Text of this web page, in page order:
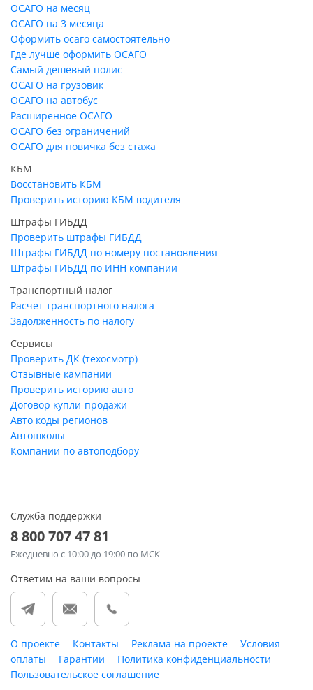
ОСАГО на месяц
ОСАГО на 3 месяца
Оформить осаго самостоятельно
Где лучше оформить ОСАГО
Самый дешевый полис
ОСАГО на грузовик
ОСАГО на автобус
Расширенное ОСАГО
ОСАГО без ограничений
ОСАГО для новичка без стажа
КБМ
Восстановить КБМ
Проверить историю КБМ водителя
Штрафы ГИБДД
Проверить штрафы ГИБДД
Штрафы ГИБДД по номеру постановления
Штрафы ГИБДД по ИНН компании
Транспортный налог
Расчет транспортного налога
Задолженность по налогу
Сервисы
Проверить ДК (техосмотр)
Отзывные кампании
Проверить историю авто
Договор купли-продажи
Авто коды регионов
Автошколы
Компании по автоподбору
Служба поддержки
8 800 707 47 81
Ежедневно с 10:00 до 19:00 по МСК
Ответим на ваши вопросы
О проекте Контакты Реклама на проекте
Условия
оплаты
Гарантии
Политика конфиденциальности
Пользовательское соглашение